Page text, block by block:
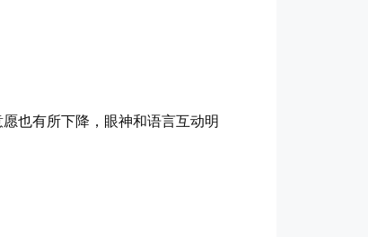
也有所下降，眼神和语言互动明